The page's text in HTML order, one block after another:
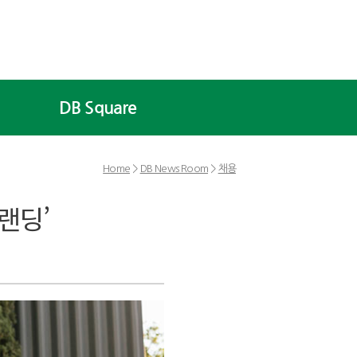
DB Square
Home> DB News Room> 채용
딩’